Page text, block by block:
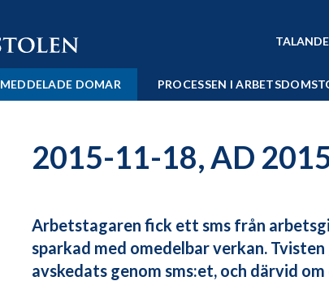
MEDDELADE DOMAR PROCESSEN I
2015-11-18, AD
Arbetstagaren fick ett sms från
sparkad med omedelbar verkan.
avskedats genom sms:et, och därvid